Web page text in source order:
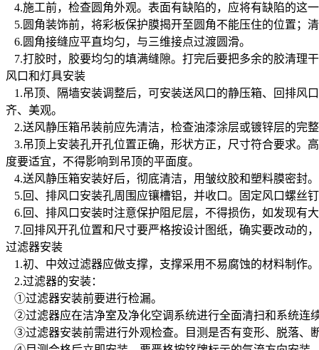
4.施工前，检查圆角外观。表面有缺陷的，应将有缺陷的这
5.圆角装饰前，将彩板保护膜揭开至圆角不能压住的位置
6.圆角接缝应平直均匀，与三维接点过渡圆滑。
7.打胶时，胶要均匀的填满缝隙。打完后要把多余的胶清理
风口和灯具安装
1.吊顶、隔墙安装调整后，可安装送风口的静压箱、回排风
齐、美观。
2.送风静压箱吊装前应先清洁，检查油漆涂层或镀锌层的
3.吊顶上安装孔开孔位置正确，形状方正，尺寸符合要求。
度要适宜，不得影响到吊顶的平面度。
4.送风静压箱安装好后，彻底清洁，用皱纹胶和塑料膜密封
5.回、排风口安装孔周围应镶槽铝，并收口。固定风口螺丝
6.回、排风口安装时注意保护阻尼层，不得损伤，如发现有
7.回排风开孔位置和尺寸要严格按设计图纸，确实要改动的
过滤器安装
1.初、中效过滤器应做支撑，支撑采用不易腐蚀的材料制作
2.过滤器的安装：
①过滤器安装前要进行检漏。
②过滤器应在洁净室及净化空调系统进行全面清扫和系统连
③过滤器安装前需进行外观检查。目测是否有变形、脱落、